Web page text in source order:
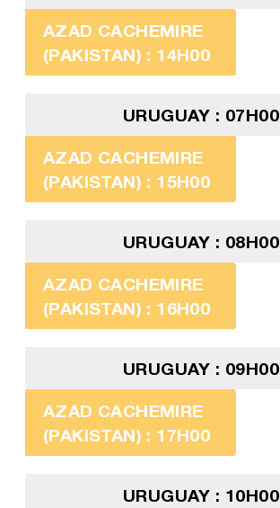
AZAD CACHEMIRE
(PAKISTAN) : 14H00
URUGUAY : 07H00
AZAD CACHEMIRE
(PAKISTAN) : 15H00
URUGUAY : 08H00
AZAD CACHEMIRE
(PAKISTAN) : 16H00
URUGUAY : 09H00
AZAD CACHEMIRE
(PAKISTAN) : 17H00
URUGUAY : 10H00